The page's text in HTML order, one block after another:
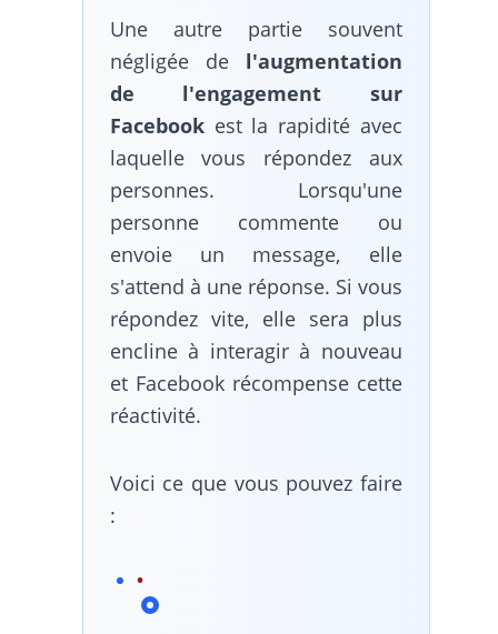
Une autre partie souvent
négligée de l'augmentation
de l'engagement sur
Facebookest la rapidité avec
laquelle vous répondez aux
personnes. Lorsqu'une
personne commente ou
envoie un message, elle
s'attend à une réponse. Si vous
répondez vite, elle sera plus
encline à interagir à nouveau
et Facebook récompense cette
réactivité.
Voici ce que vous pouvez faire
: